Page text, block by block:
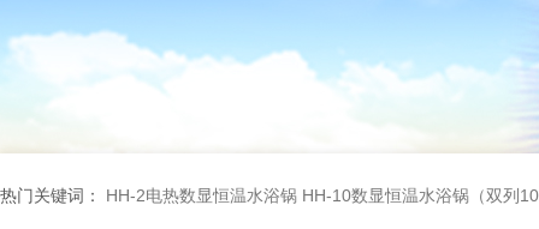
热门关键词： HH-2电热数显恒温水浴锅 HH-10数显恒温水浴锅（双列